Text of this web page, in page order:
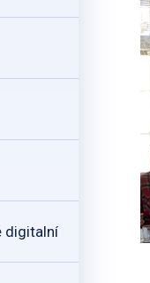
digitalní